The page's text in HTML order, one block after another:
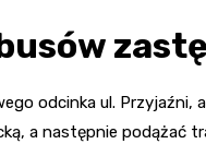
odcinka ul. Przyjaźni,
a następnie podążać